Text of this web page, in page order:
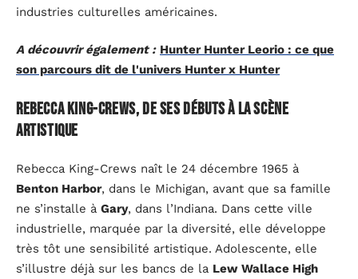
industries culturelles américaines.
A découvrir également : Hunter Hunter Leorio : ce que
son parcours dit de l'univers Hunter x Hunter
Rebecca King-Crews, de ses débuts à la scène
artistique
Rebecca King-Crews naît le 24 décembre 1965 à
Benton Harbor, dans le Michigan, avant que sa famille
ne s’installe à Gary, dans l’Indiana. Dans cette ville
industrielle, marquée par la diversité, elle développe
très tôt une sensibilité artistique. Adolescente, elle
s’illustre déjà sur les bancs de la Lew Wallace High